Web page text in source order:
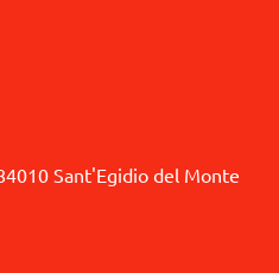
Sant'Egidio del Monte